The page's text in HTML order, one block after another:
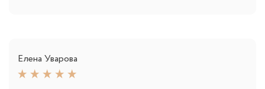
Елена Уварова